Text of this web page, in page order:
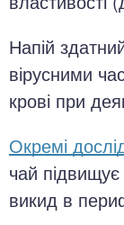
Напій
вірусними
крові при
Окремі
чай підвищує
викид в